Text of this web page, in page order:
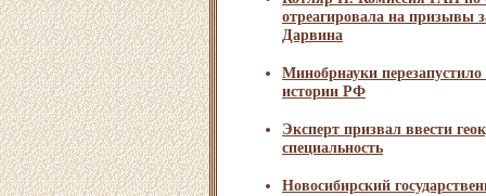
отреагировала на призывы
Дарвина
Минобрнауки
истории РФ
Эксперт призвал ввести
специальность
Новосибирский